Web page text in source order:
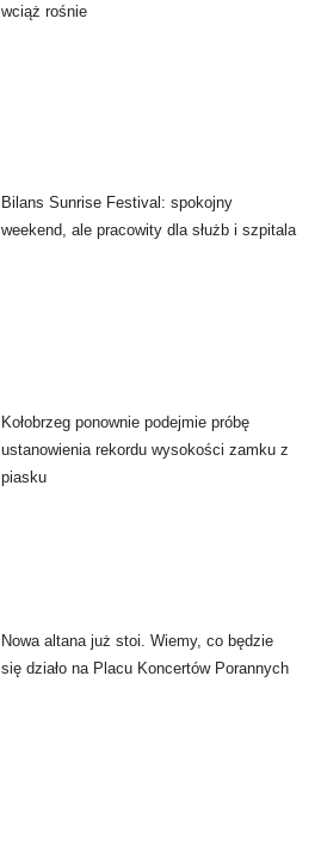
wciąż rośnie
Bilans Sunrise Festival: spokojny
weekend, ale pracowity dla służb i szpitala
Kołobrzeg ponownie podejmie próbę
ustanowienia rekordu wysokości zamku z
piasku
Nowa altana już stoi. Wiemy, co będzie
się działo na Placu Koncertów Porannych